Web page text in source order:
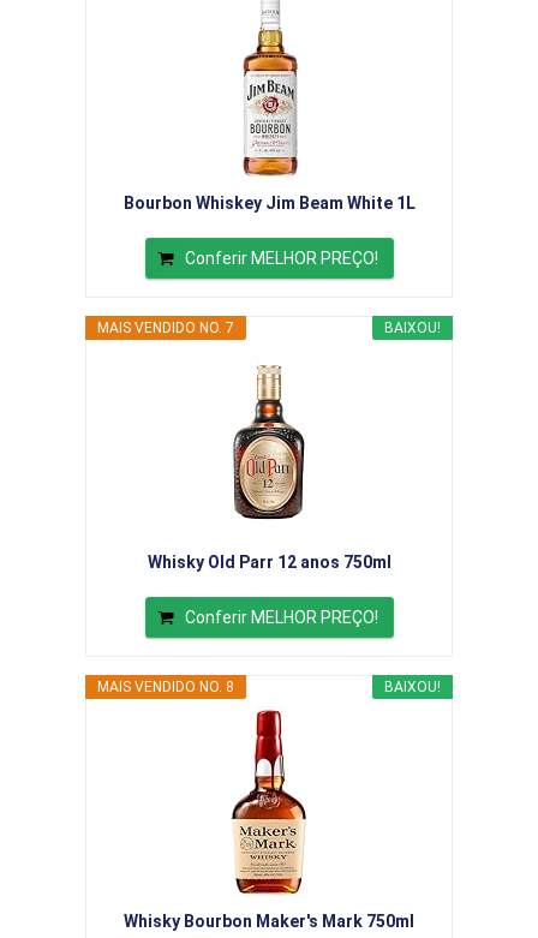
Bourbon Whiskey Jim Beam White 1L
Conferir MELHOR PREÇO!
BAIXOU!
MAIS VENDIDO NO. 7
Whisky Old Parr 12 anos 750ml
Conferir MELHOR PREÇO!
BAIXOU!
MAIS VENDIDO NO. 8
Whisky Bourbon Maker's Mark 750ml